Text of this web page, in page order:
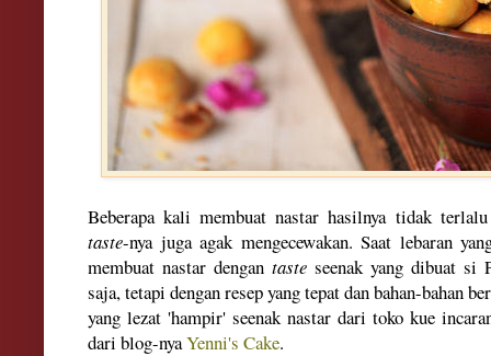
Beberapa kali membuat nastar hasilnya tidak
taste-nya juga agak mengecewakan.Saat lebaran
membuat nastar dengan taste seenak yang dibuat si
saja, tetapi dengan resep yang tepat dan bahan-bahan
yang lezat 'hampir' seenak nastar dari toko kue
dari blog-nyaYenni's Cake.